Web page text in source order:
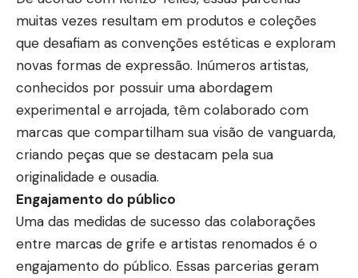
muitas vezes resultam em produtos e coleções
que desafiam as convenções estéticas e exploram
novas formas de expressão. Inúmeros artistas,
conhecidos por possuir uma abordagem
experimental e arrojada, têm colaborado com
marcas que compartilham sua visão de vanguarda,
criando peças que se destacam pela sua
originalidade e ousadia.
Engajamento do público
Uma das medidas de sucesso das colaborações
entre marcas de grife e artistas renomados é o
engajamento do público. Essas parcerias geram